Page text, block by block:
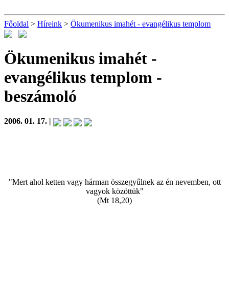
Főoldal > Híreink > Ökumenikus imahét - evangélikus templom
Ökumenikus imahét -
evangélikus templom -
beszámoló
2006. 01. 17. |
"Mert ahol ketten vagy hárman összegyűlnek az én nevemben, ott
vagyok közöttük"
(Mt 18,20)